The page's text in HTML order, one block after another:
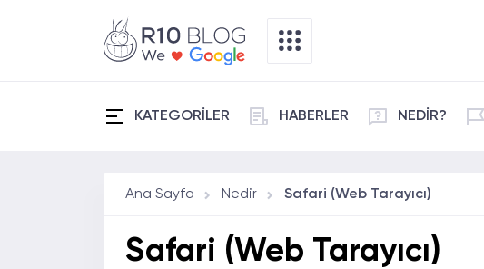
KATEGORİLER HABERLER NEDİR?
Ana Sayfa Nedir Safari (Web Tarayıcı)
Safari (Web Tarayıcı)